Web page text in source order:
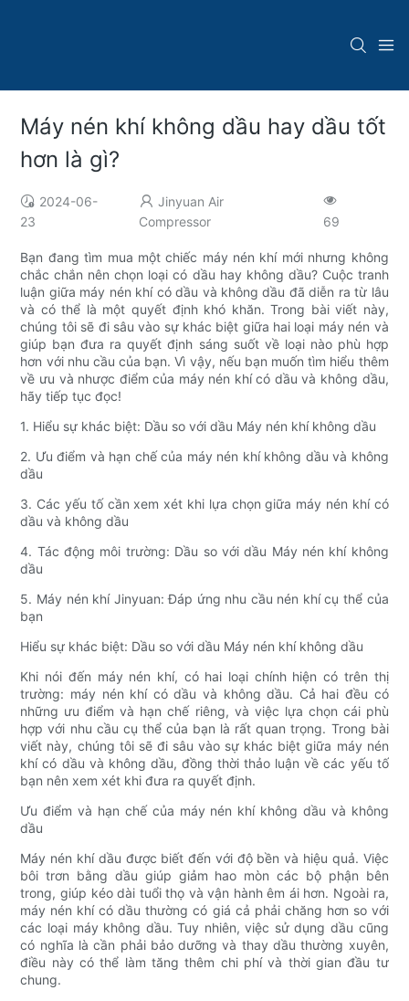
Máy nén khí không dầu hay dầu tốt
hơn là gì?
2024-06-
23
Jinyuan Air
Compressor
69
Bạn đang tìm mua một chiếc máy nén khí mới nhưng không
chắc chắn nên chọn loại có dầu hay không dầu? Cuộc tranh
luận giữa máy nén khí có dầu và không dầu đã diễn ra từ lâu
và có thể là một quyết định khó khăn. Trong bài viết này,
chúng tôi sẽ đi sâu vào sự khác biệt giữa hai loại máy nén và
giúp bạn đưa ra quyết định sáng suốt về loại nào phù hợp
hơn với nhu cầu của bạn. Vì vậy, nếu bạn muốn tìm hiểu thêm
về ưu và nhược điểm của máy nén khí có dầu và không dầu,
hãy tiếp tục đọc!
1. Hiểu sự khác biệt: Dầu so với dầu Máy nén khí không dầu
2. Ưu điểm và hạn chế của máy nén khí không dầu và không
dầu
3. Các yếu tố cần xem xét khi lựa chọn giữa máy nén khí có
dầu và không dầu
4. Tác động môi trường: Dầu so với dầu Máy nén khí không
dầu
5. Máy nén khí Jinyuan: Đáp ứng nhu cầu nén khí cụ thể của
bạn
Hiểu sự khác biệt: Dầu so với dầu Máy nén khí không dầu
Khi nói đến máy nén khí, có hai loại chính hiện có trên thị
trường: máy nén khí có dầu và không dầu. Cả hai đều có
những ưu điểm và hạn chế riêng, và việc lựa chọn cái phù
hợp với nhu cầu cụ thể của bạn là rất quan trọng. Trong bài
viết này, chúng tôi sẽ đi sâu vào sự khác biệt giữa máy nén
khí có dầu và không dầu, đồng thời thảo luận về các yếu tố
bạn nên xem xét khi đưa ra quyết định.
Ưu điểm và hạn chế của máy nén khí không dầu và không
dầu
Máy nén khí dầu được biết đến với độ bền và hiệu quả. Việc
bôi trơn bằng dầu giúp giảm hao mòn các bộ phận bên
trong, giúp kéo dài tuổi thọ và vận hành êm ái hơn. Ngoài ra,
máy nén khí có dầu thường có giá cả phải chăng hơn so với
các loại máy không dầu. Tuy nhiên, việc sử dụng dầu cũng
có nghĩa là cần phải bảo dưỡng và thay dầu thường xuyên,
điều này có thể làm tăng thêm chi phí và thời gian đầu tư
chung.